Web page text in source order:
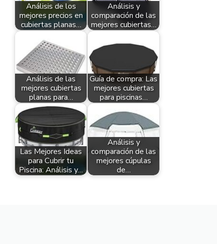
Análisis de los
mejores precios en
cubiertas planas…
Análisis y
comparación de las
mejores cubiertas…
Análisis de las
mejores cubiertas
planas para…
Guía de compra: Las
mejores cubiertas
para piscinas…
Las Mejores Ideas
para Cubrir tu
Piscina: Análisis y…
Análisis y
comparación de las
mejores cúpulas
de…